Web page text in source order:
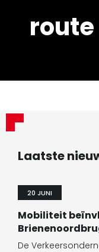
route
Laatste
20 JUNI
Mobiliteit
De